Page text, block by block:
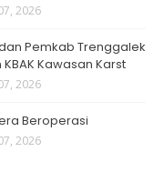
2026
Pemkab Trenggalek
Kawasan Karst
2026
Beroperasi
2026